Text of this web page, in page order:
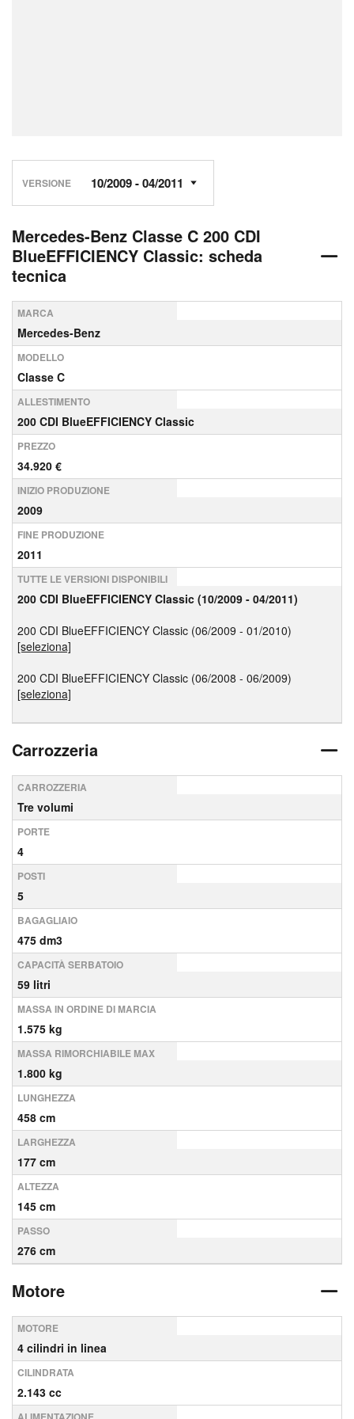
VERSIONE
Mercedes-Benz Classe C 200 CDI
BlueEFFICIENCY Classic: scheda
tecnica
MARCA
Mercedes-Benz
MODELLO
Classe C
ALLESTIMENTO
200 CDI BlueEFFICIENCY Classic
PREZZO
34.920 €
INIZIO PRODUZIONE
2009
FINE PRODUZIONE
2011
TUTTE LE VERSIONI DISPONIBILI
200 CDI BlueEFFICIENCY Classic (10/2009 - 04/2011)
200 CDI BlueEFFICIENCY Classic (06/2009 - 01/2010)
[seleziona]
200 CDI BlueEFFICIENCY Classic (06/2008 - 06/2009)
[seleziona]
Carrozzeria
CARROZZERIA
Tre volumi
PORTE
4
POSTI
5
BAGAGLIAIO
475 dm3
CAPACITÀ SERBATOIO
59 litri
MASSA IN ORDINE DI MARCIA
1.575 kg
MASSA RIMORCHIABILE MAX
1.800 kg
LUNGHEZZA
458 cm
LARGHEZZA
177 cm
ALTEZZA
145 cm
PASSO
276 cm
Motore
MOTORE
4 cilindri in linea
CILINDRATA
2.143 cc